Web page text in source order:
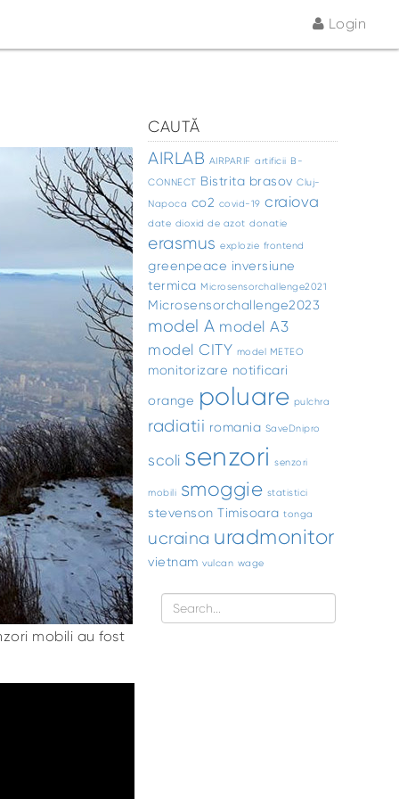
Login
mobili au fost
CAUTĂ
AIRLAB AIRPARIF artificii B-
CONNECT Bistrita brasov Cluj-
Napoca co2 covid-19 craiova
date dioxid de azot donatie
erasmus explozie frontend
greenpeace inversiune
termica Microsensorchallenge2021
Microsensorchallenge2023
model A model A3
model CITY model METEO
monitorizare notificari
orange poluare pulchra
radiatii romania SaveDnipro
scoli senzori senzori
mobili smoggie statistici
stevenson Timisoara tonga
ucraina uradmonitor
vietnam vulcan wage